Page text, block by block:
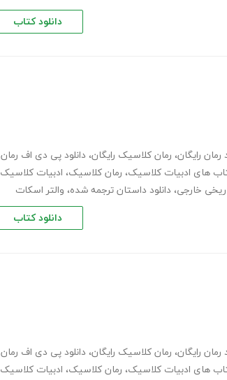
دانلود کتاب
رمان رایگان، رمان کلاسیک رایگان، دانلود پی دی اف رمان
های ادبیات کلاسیک، رمان کلاسیک، ادبیات کلاسیک
خارجی، دانلود داستان ترجمه شده، والتر اسکات
دانلود کتاب
رمان رایگان، رمان کلاسیک رایگان، دانلود پی دی اف رمان
های ادبیات کلاسیک، رمان کلاسیک، ادبیات کلاسیک